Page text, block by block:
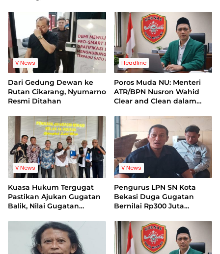
Hukum Bebas Intervensi
V News
Dari Gedung Dewan ke
Rutan Cikarang, Nyumarno
Resmi Ditahan
Headline
Poros Muda NU: Menteri
ATR/BPN Nusron Wahid
Clear and Clean dalam
Kuansing
V News
Kuasa Hukum Tergugat
Pastikan Ajukan Gugatan
Balik, Nilai Gugatan
Legal Standing
V News
Pengurus LPN SN Kota
Bekasi Duga Gugatan
Bernilai Rp300 Juta
Terhadap Lembaga